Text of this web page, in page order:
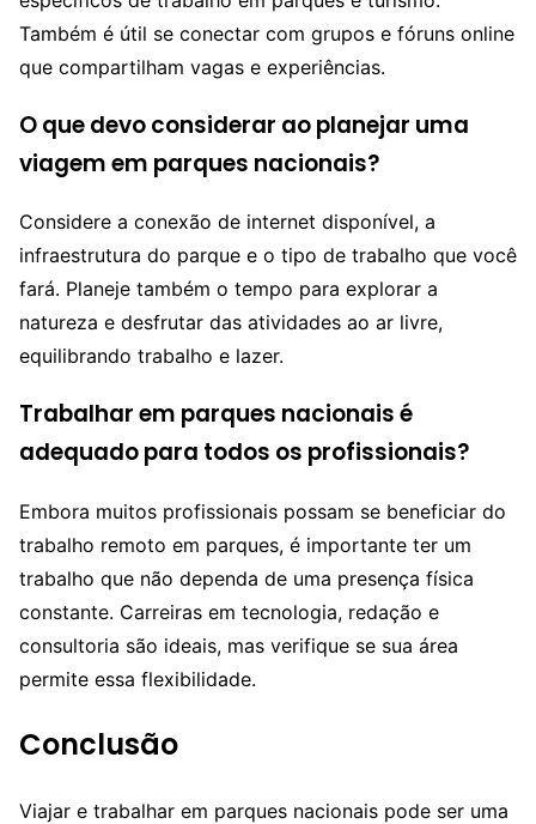
Também é útil se conectar com grupos e fóruns online
que compartilham vagas e experiências.
O que devo considerar ao planejar uma
viagem em parques nacionais?
Considere a conexão de internet disponível, a
infraestrutura do parque e o tipo de trabalho que você
fará. Planeje também o tempo para explorar a
natureza e desfrutar das atividades ao ar livre,
equilibrando trabalho e lazer.
Trabalhar em parques nacionais é
adequado para todos os profissionais?
Embora muitos profissionais possam se beneficiar do
trabalho remoto em parques, é importante ter um
trabalho que não dependa de uma presença física
constante. Carreiras em tecnologia, redação e
consultoria são ideais, mas verifique se sua área
permite essa flexibilidade.
Conclusão
Viajar e trabalhar em parques nacionais pode ser uma